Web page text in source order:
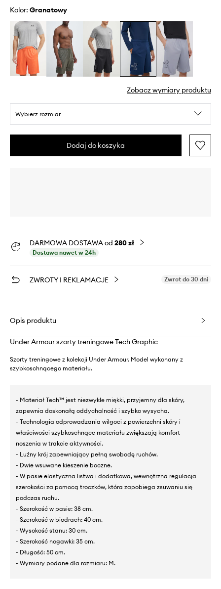
Kolor: granatowy
Zobacz wymiary produktu
Wybierz rozmiar
Dodaj do koszyka
DARMOWA DOSTAWA od 280 zł
Dostawa nawet w 24h
ZWROTY I REKLAMACJE Zwrot do 30 dni
Opis produktu
Under Armour szorty treningowe Tech Graphic
Szorty treningowe z kolekcji Under Armour. Model wykonany z
szybkoschnącego materiału.
- Materiał Tech™ jest niezwykle miękki, przyjemny dla skóry,
zapewnia doskonałą oddychalność i szybko wysycha.
- Technologia odprowadzania wilgoci z powierzchni skóry i
właściwości szybkoschnące materiału zwiększają komfort
noszenia w trakcie aktywności.
- Luźny krój zapewniający pełną swobodę ruchów.
- Dwie wsuwane kieszenie boczne.
- W pasie elastyczna listwa i dodatkowa, wewnętrzna regulacja
szerokości za pomocą troczków, która zapobiega zsuwaniu się
podczas ruchu.
- Szerokość w pasie: 38 cm.
- Szerokość w biodrach: 40 cm.
- Wysokość stanu: 30 cm.
- Szerokość nogawki: 35 cm.
- Długość: 50 cm.
- Wymiary podane dla rozmiaru: M.